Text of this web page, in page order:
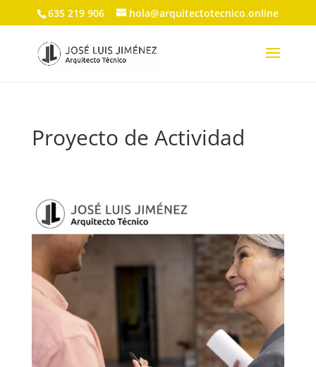
635 219 906 hola@arquitectotecnico.online
Proyecto de Actividad